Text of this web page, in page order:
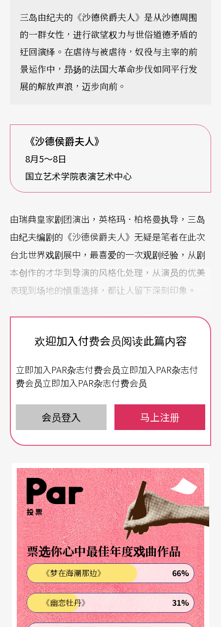
三岛由纪夫的《沙德侯爵夫人》是从沙德周围
的一群女性，进行欲望权力与世俗道德矛盾的
迂回演绎。在虐待与被虐待，奴役与主宰的前
景运作中，昻扬的法国大革命步伐如同平行发
展的解放声浪，迈步向前。
《沙德侯爵夫人》
8月5〜8日
国立艺术学院表演艺术中心
由瑞典皇家剧团演出，英格玛．柏格曼执导，三岛
由纪夫编剧的《沙德侯爵夫人》无疑是笔者在此次
台北世界戏剧展中，最喜爱的一次观剧经验，从剧
本创作的才华到导演的风格化处理，从演员的优美
表现到场地的愼重选择，都让人留下深刻印象。
沙德侯爵这位性虐待观念的先行者，从创作到现实
生活对当时上层社会道德礼教的大胆顚覆，直到今
的前后空间里，沙德的作品于作家和艺术家群中，
广泛地以秘教方式流行著，直到二十世纪初，诗人
阿波里耐确立了沙德侯爵的文化位置时，沙德已经
被看待成鼓吹人们通过各种形式欲念的满足、放
纵，以求达成澈底解放的先知者。尤其是他一系列
《茱丽叶》）等，已被视为全面体认欲望与罪恶的
变态情色经典。
沙德仅是反叛的开端
三岛由纪夫的《沙德侯爵夫人》事实上并不是对沙
德侯爵的变态纵欲乐趣进行戏剧色彩的描述，反
之，却是从沙德周围的一群女性，进行欲望权力与
世俗道德矛盾的迂回演绎。其间以纵欲质疑上层伦
理规范，在虐待与被虐，奴役与主宰的前景运作
欢迎加入付费会员阅读此篇内容
立即加入PAR杂志付费会员立即加入PAR杂志付
费会员立即加入PAR杂志付费会员
会员登入 马上注册
投票
票选你心中最佳年度戏曲作品
《梦在海潮那边》 66%
《幽恋牡丹》 31%